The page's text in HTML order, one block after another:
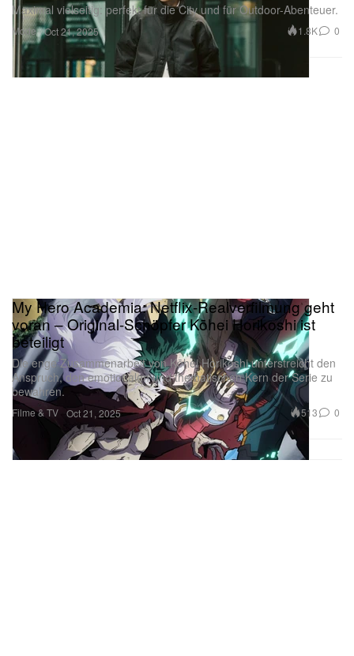
Mode
Maximal vielseitig: perfekt für die City und für Outdoor-Abenteuer.
Oct 21, 2025 1.8K 0
Filme & TV
My Hero Academia: Netflix-Realverfilmung geht
voran – Original-Schöpfer Kōhei Horikoshi ist
beteiligt
Die enge Zusammenarbeit von Kōhei Horikoshi unterstreicht den
Anspruch, den emotionalen und thematischen Kern der Serie zu
bewahren.
Oct 21, 2025 513 0